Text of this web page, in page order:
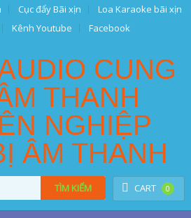
Cục đẩy Bãi xịn
Loa Karaoke bãi xịn
Kênh Youtube Facebook
CART 0
TÌM KIẾM